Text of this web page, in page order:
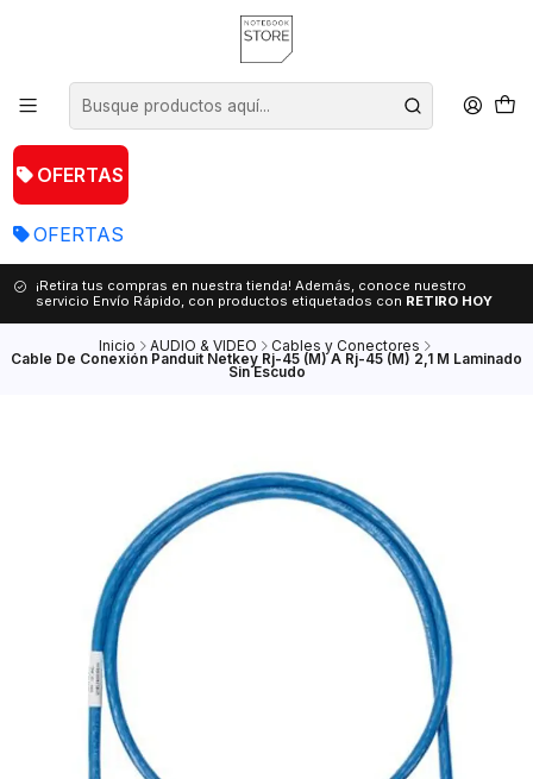
OFERTAS
OFERTAS
¡Retira tus compras en nuestra tienda! Además, conoce nuestro
servicio Envío Rápido, con productos etiquetados con RETIRO HOY
Inicio AUDIO & VIDEO Cables y Conectores
Cable De Conexión Panduit Netkey Rj-45 (M) A Rj-45 (M) 2,1 M Laminado
Sin Escudo